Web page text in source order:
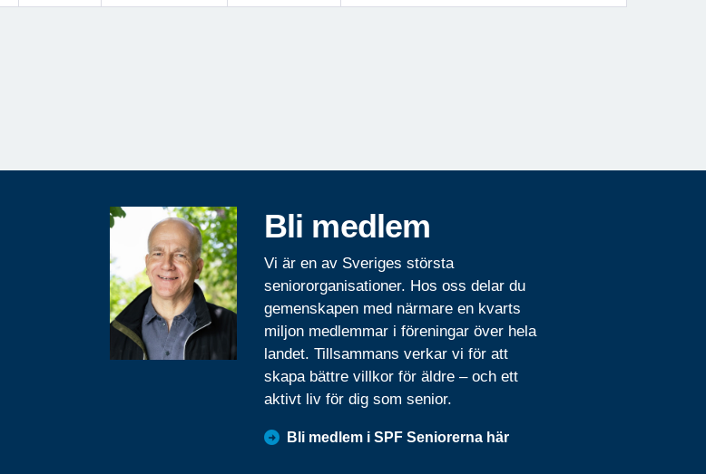
Bli medlem
Vi är en av Sveriges största
seniororganisationer. Hos oss delar du
gemenskapen med närmare en kvarts
miljon medlemmar i föreningar över hela
landet. Tillsammans verkar vi för att
skapa bättre villkor för äldre – och ett
aktivt liv för dig som senior.
Bli medlem i SPF Seniorerna här